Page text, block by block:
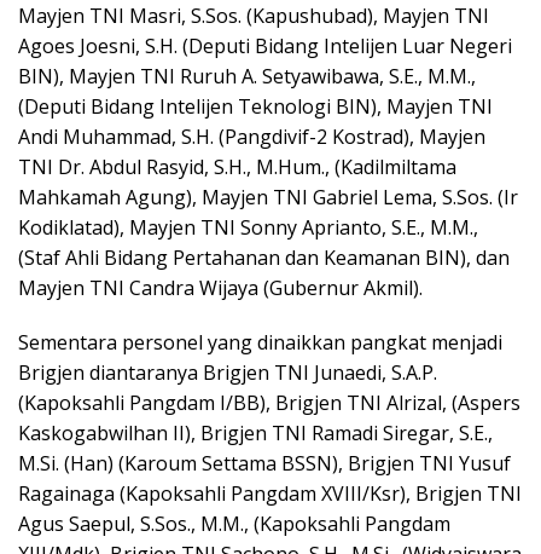
Mayjen TNI Masri, S.Sos. (Kapushubad), Mayjen TNI
Agoes Joesni, S.H. (Deputi Bidang Intelijen Luar Negeri
BIN), Mayjen TNI Ruruh A. Setyawibawa, S.E., M.M.,
(Deputi Bidang Intelijen Teknologi BIN), Mayjen TNI
Andi Muhammad, S.H. (Pangdivif-2 Kostrad), Mayjen
TNI Dr. Abdul Rasyid, S.H., M.Hum., (Kadilmiltama
Mahkamah Agung), Mayjen TNI Gabriel Lema, S.Sos. (Ir
Kodiklatad), Mayjen TNI Sonny Aprianto, S.E., M.M.,
(Staf Ahli Bidang Pertahanan dan Keamanan BIN), dan
Mayjen TNI Candra Wijaya (Gubernur Akmil).
Sementara personel yang dinaikkan pangkat menjadi
Brigjen diantaranya Brigjen TNI Junaedi, S.A.P.
(Kapoksahli Pangdam I/BB), Brigjen TNI Alrizal, (Aspers
Kaskogabwilhan II), Brigjen TNI Ramadi Siregar, S.E.,
M.Si. (Han) (Karoum Settama BSSN), Brigjen TNI Yusuf
Ragainaga (Kapoksahli Pangdam XVIII/Ksr), Brigjen TNI
Agus Saepul, S.Sos., M.M., (Kapoksahli Pangdam